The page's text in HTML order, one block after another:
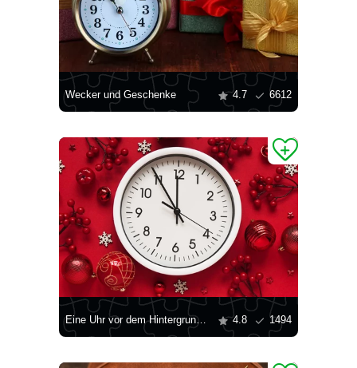
Wecker und Geschenke 4.7 6612
Eine Uhr vor dem Hintergrund festlicher Dekoration 4.8 1494